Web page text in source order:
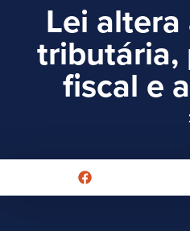
Lei altera
tributária,
fiscal e